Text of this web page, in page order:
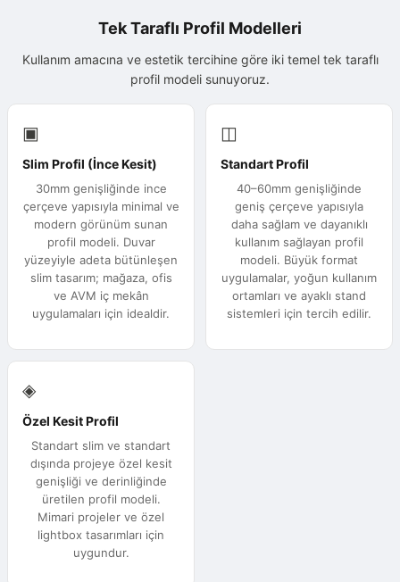
Tek Taraflı Profil Modelleri
Kullanım amacına ve estetik tercihine göre iki temel tek taraflı
profil modeli sunuyoruz.
▣
Slim Profil (İnce Kesit)
30mm genişliğinde ince
çerçeve yapısıyla minimal ve
modern görünüm sunan
profil modeli. Duvar
yüzeyiyle adeta bütünleşen
slim tasarım; mağaza, ofis
ve AVM iç mekân
uygulamaları için idealdir.
◫
Standart Profil
40–60mm genişliğinde
geniş çerçeve yapısıyla
daha sağlam ve dayanıklı
kullanım sağlayan profil
modeli. Büyük format
uygulamalar, yoğun kullanım
ortamları ve ayaklı stand
sistemleri için tercih edilir.
◈
Özel Kesit Profil
Standart slim ve standart
dışında projeye özel kesit
genişliği ve derinliğinde
üretilen profil modeli.
Mimari projeler ve özel
lightbox tasarımları için
uygundur.